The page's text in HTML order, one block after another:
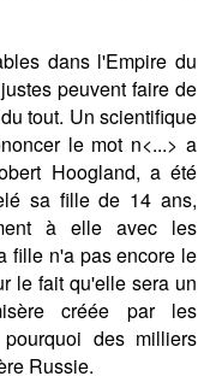
dans l'Empire du
peuvent faire de
tout. Un scientifique
le mot n<...> a
Hoogland, a été
sa fille de 14 ans,
à elle avec les
fille n'a pas encore le
le fait qu'elle sera un
créée par les
des milliers
Russie.